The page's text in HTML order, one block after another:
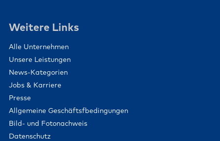
Weitere Links
Alle Unternehmen
Unsere Leistungen
News-Kategorien
Jobs & Karriere
Presse
Allgemeine Geschäftsfbedingungen
Bild- und Fotonachweis
Datenschutz